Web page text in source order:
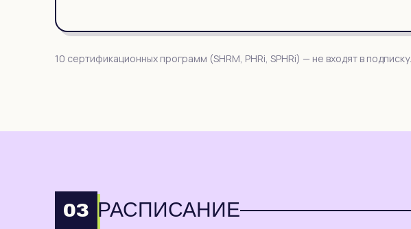
10 сертификационных программ (SHRM, PHRi, SPHRi) — не входят в подписку.
03 РАСПИСАНИЕ